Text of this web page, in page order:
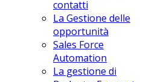
contatti
La Gestione delle
opportunità
Sales Force
Automation
La gestione di